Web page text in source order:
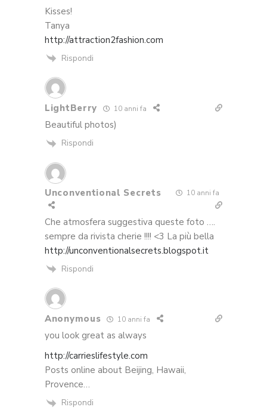
Kisses!
Tanya
http://attraction2fashion.com
Rispondi
LightBerry 10 anni fa
Beautiful photos)
Rispondi
Unconventional Secrets 10 anni fa
Che atmosfera suggestiva queste foto ….
sempre da rivista cherie !!!! <3 La più bella
http://unconventionalsecrets.blogspot.it
Rispondi
Anonymous 10 anni fa
you look great as always
http://carrieslifestyle.com
Posts online about Beijing, Hawaii,
Provence…
Rispondi